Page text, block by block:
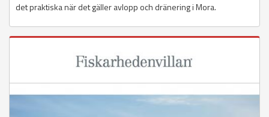
det praktiska när det gäller avlopp och dränering i Mora.